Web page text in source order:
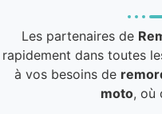
Les partenaires de
rapidement dans toutes
à vos besoins de
moto, où